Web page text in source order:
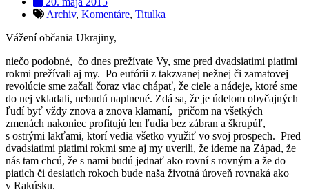
Archiv, Komentáre, Titulka
Vážení občania Ukrajiny,
niečo podobné, čo dnes prežívate Vy, sme pred dvadsiatimi piatimi
rokmi prežívali aj my. Po eufórii z takzvanej nežnej či zamatovej
revolúcie sme začali čoraz viac chápať, že ciele a nádeje, ktoré sme
do nej vkladali, nebudú naplnené. Zdá sa, že je údelom obyčajných
ľudí byť vždy znova a znova klamaní, pričom na všetkých
zmenách nakoniec profitujú len ľudia bez zábran a škrupúľ,
s ostrými lakťami, ktorí vedia všetko využiť vo svoj prospech. Pred
dvadsiatimi piatimi rokmi sme aj my uverili, že ideme na Západ, že
nás tam chcú, že s nami budú jednať ako rovní s rovným a že do
piatich či desiatich rokoch bude naša životná úroveň rovnaká ako
v Rakúsku.